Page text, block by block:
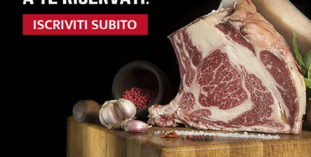
Frollatura delle carni con Il metodo
“Fontebona Dry Aging System”